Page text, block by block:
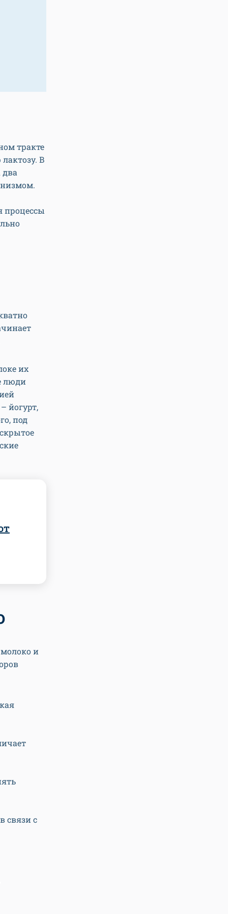
тракте
В
процессы
их
люди
йогурт,
под
и
связи с